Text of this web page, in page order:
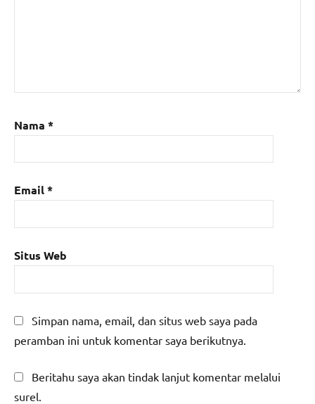
Nama *
Email*
Situs Web
Simpan nama, email, dan situs web saya pada
peramban ini untuk komentar saya berikutnya.
Beritahu saya akan tindak lanjut komentar melalui
surel.